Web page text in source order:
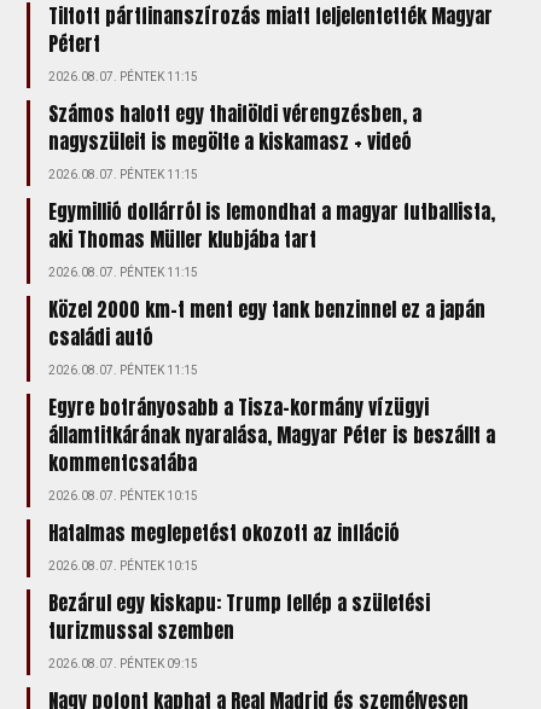
Tiltott pártfinanszírozás miatt feljelentették Magyar
Pétert
2026.08.07. PÉNTEK 11:15
Számos halott egy thaiföldi vérengzésben, a
nagyszüleit is megölte a kiskamasz + videó
2026.08.07. PÉNTEK 11:15
Egymillió dollárról is lemondhat a magyar futballista,
aki Thomas Müller klubjába tart
2026.08.07. PÉNTEK 11:15
Közel 2000 km-t ment egy tank benzinnel ez a japán
családi autó
2026.08.07. PÉNTEK 11:15
Egyre botrányosabb a Tisza-kormány vízügyi
államtitkárának nyaralása, Magyar Péter is beszállt a
kommentcsatába
2026.08.07. PÉNTEK 10:15
Hatalmas meglepetést okozott az infláció
2026.08.07. PÉNTEK 10:15
Bezárul egy kiskapu: Trump fellép a születési
turizmussal szemben
2026.08.07. PÉNTEK 09:15
Nagy pofont kaphat a Real Madrid és személyesen